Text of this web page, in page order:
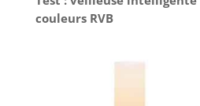
couleurs RVB